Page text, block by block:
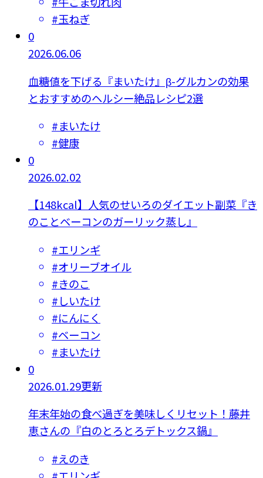
#玉ねぎ
0
2026.06.06
血糖値を下げる『まいたけ』β-グルカンの効果
とおすすめのヘルシー絶品レシピ2選
#まいたけ
#健康
0
2026.02.02
【148kcal】人気のせいろのダイエット副菜『き
のことベーコンのガーリック蒸し』
#エリンギ
#オリーブオイル
#きのこ
#しいたけ
#にんにく
#ベーコン
#まいたけ
0
2026.01.29更新
年末年始の食べ過ぎを美味しくリセット！藤井
恵さんの『白のとろとろデトックス鍋』
#えのき